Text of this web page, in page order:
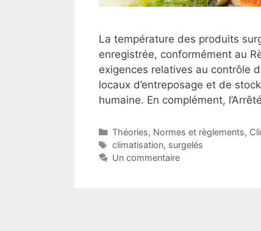
La température des produits
enregistrée, conformément au
exigences relatives au contrôle
locaux d’entreposage et de
humaine. En complément,
Catégories
Théories, Normes et règlements,
Étiquettes
climatisation, surgelés
Un commentaire